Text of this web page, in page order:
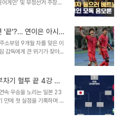
, 길을 잃고 고립되다사건의
하노이 인근 땀다오 산 등
게인' 및 부정선거 주장과
들은 민주당 의원들의 베트
마저 정치적 음모의 희생양
'은 조회수 상승을 위한 수단
없어 더욱 심각한 문제로
당한 주장들의 진실일부 극
트남에서 사망한 사실 자체
'끝'?… 연이은 아시아
소부임 9개월 차를 맞은 이
감독에게 큰 위기가 찾아왔
. 그의 앞에 김상식 감독이
위전의 중요성한국 U-23
우디아라비아 제다에 있는
상식 감독이 이끄는 베트남
시안컵 3~4위전을 갖는
호는 앞서 20일 열린 일본
기 혈투 끝 4강 진
질주!
속 우승을 노리는 일본 23
에 첫 실점을 기록하며 승
딩 챔피언' 일본은 16일 요